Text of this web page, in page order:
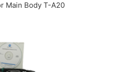
Main Body T-A20